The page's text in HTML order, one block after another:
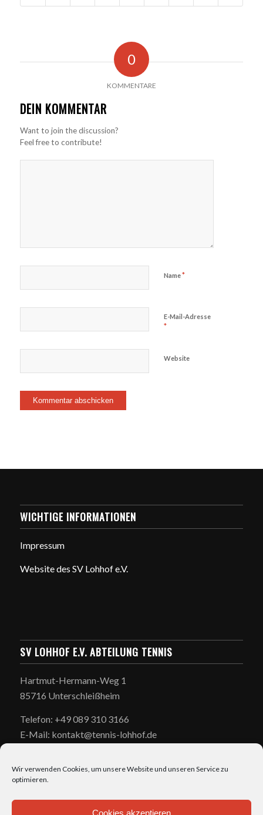
Wir verwenden Cookies, um unsere Website und unseren Service zu
optimieren.
Cookies akzeptieren
0
KOMMENTARE
DEIN KOMMENTAR
Want to join the discussion?
Feel free to contribute!
Name*
E-Mail-Adresse
*
Website
WICHTIGE INFORMATIONEN
Impressum
Website des SV Lohhof e.V.
SV LOHHOF E.V. ABTEILUNG TENNIS
Hartmut-Hermann-Weg 1
85716 Unterschleißheim
Telefon: +49 089 310 3166
E-Mail: kontakt@tennis-lohhof.de